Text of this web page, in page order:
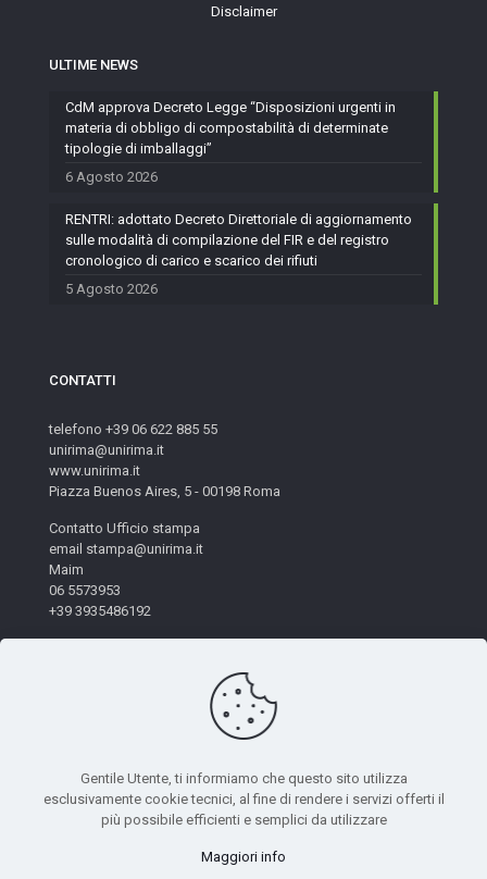
Disclaimer
ULTIME NEWS
CdM approva Decreto Legge “Disposizioni urgenti in
materia di obbligo di compostabilità di determinate
tipologie di imballaggi”
6 Agosto 2026
RENTRI: adottato Decreto Direttoriale di aggiornamento
sulle modalità di compilazione del FIR e del registro
cronologico di carico e scarico dei rifiuti
5 Agosto 2026
CONTATTI
telefono +39 06 622 885 55
unirima@unirima.it
www.unirima.it
Piazza Buenos Aires, 5 - 00198 Roma
Contatto Ufficio stampa
email stampa@unirima.it
Maim
06 5573953
+39 3935486192
© 2026 Unirima. All Rights Reserved. - Codice Fiscale:
Privacy Policy
Gentile Utente, ti informiamo che questo sito utilizza
esclusivamente cookie tecnici, al fine di rendere i servizi offerti il
più possibile efficienti e semplici da utilizzare
Maggiori info